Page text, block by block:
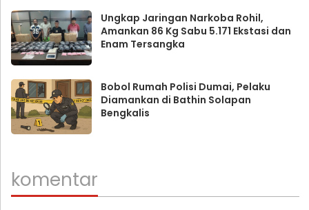
Ungkap Jaringan Narkoba Rohil,
Amankan 86 Kg Sabu 5.171 Ekstasi dan
Enam Tersangka
Bobol Rumah Polisi Dumai, Pelaku
Diamankan di Bathin Solapan
Bengkalis
komentar